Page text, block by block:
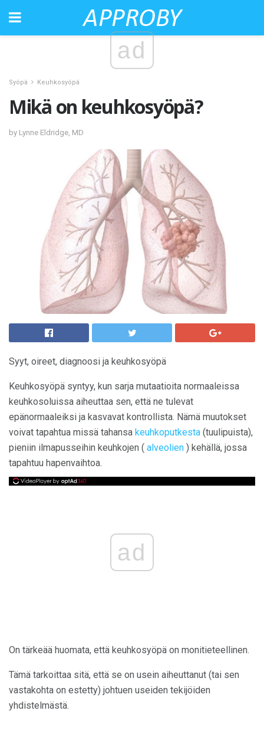
ad
Syöpä Keuhkosyöpä
Mikä on keuhkosyöpä?
by Lynne Eldridge, MD
Syyt, oireet, diagnoosi ja keuhkosyöpä
Keuhkosyöpä syntyy, kun sarja mutaatioita normaaleissa
keuhkosoluissa aiheuttaa sen, että ne tulevat
epänormaaleiksi ja kasvavat kontrollista. Nämä muutokset
voivat tapahtua missä tahansa keuhkoputkesta (tuulipuista),
pieniin ilmapusseihin keuhkojen ( alveolien ) kehällä, jossa
tapahtuu hapenvaihtoa.
ad
On tärkeää huomata, että keuhkosyöpä on monitieteellinen.
Tämä tarkoittaa sitä, että se on usein aiheuttanut (tai sen
vastakohta on estetty) johtuen useiden tekijöiden
yhdistelmästä.